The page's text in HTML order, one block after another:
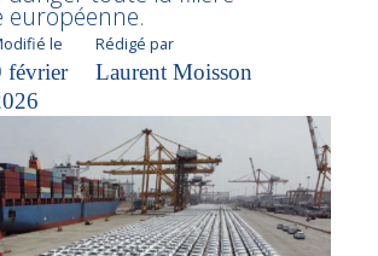
européenne.
le
février
Rédigé par
Laurent Moisson